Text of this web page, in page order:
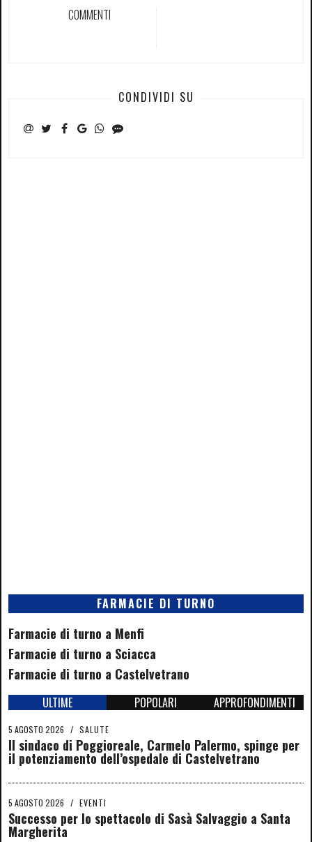
COMMENTI
CONDIVIDI SU
FARMACIE DI TURNO
Farmacie di turno a Menfi
Farmacie di turno a Sciacca
Farmacie di turno a Castelvetrano
ULTIME POPOLARI APPROFONDIMENTI
5 AGOSTO 2026 / SALUTE
Il sindaco di Poggioreale, Carmelo Palermo, spinge per
il potenziamento dell’ospedale di Castelvetrano
5 AGOSTO 2026 / EVENTI
Successo per lo spettacolo di Sasà Salvaggio a Santa
Margherita